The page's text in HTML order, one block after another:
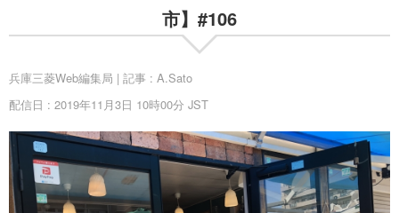
試乗予約
お問い合わせ
市】#106
兵庫三菱Web編集局 | 記事 : A.Sato
配信日 : 2019年11月3日 10時00分 JST